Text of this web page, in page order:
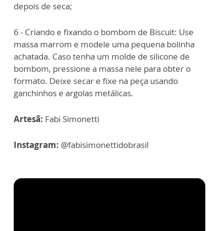
depois de seca;
6 - Criando e fixando o bombom de Biscuit: Use
massa marrom e modele uma pequena bolinha
achatada. Caso tenha um molde de silicone de
bombom, pressione a massa nele para obter o
formato. Deixe secar e fixe na peça usando
ganchinhos e argolas metálicas.
Artesã: Fabi Simonetti
Instagram: @fabisimonettidobrasil